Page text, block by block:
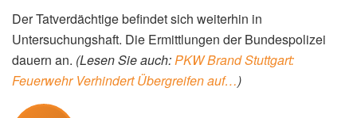
Der Tatverdächtige befindet sich weiterhin in
Untersuchungshaft. Die Ermittlungen der Bundespolizei
dauern an. (Lesen Sie auch:PKW Brand Stuttgart:
Feuerwehr Verhindert Übergreifen auf…)